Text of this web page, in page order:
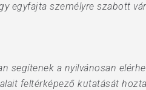
egyfajta személyre szabott
segítenek a nyilvánosan
feltérképező kutatását